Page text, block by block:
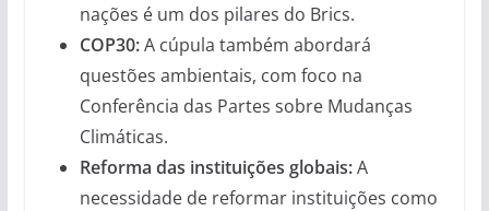
nações é um dos pilares do Brics.
COP30:A cúpula também abordará
questões ambientais, com foco na
Conferência das Partes sobre Mudanças
Climáticas.
Reforma das instituições globais:A
necessidade de reformar instituições como